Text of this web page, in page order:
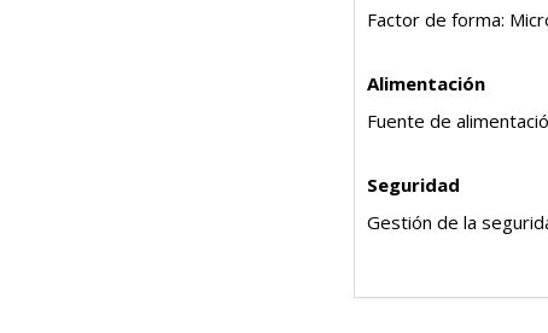
Factor de forma:
Alimentación
Fuente de
Seguridad
Gestión de la